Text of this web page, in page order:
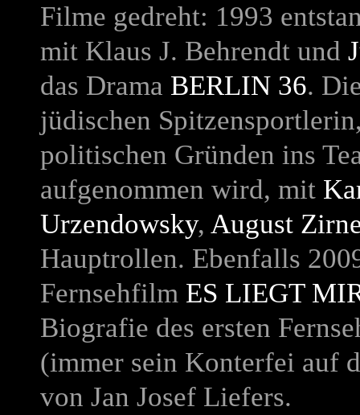
Filme gedreht: 1993
mit Klaus J. Behrendt und
das Drama BERLIN 36.
jüdischen
politischen Gründen ins
aufgenommen wird, mit
Urzendowsky, August
Hauptrollen. Ebenfalls
Fernsehfilm ES LIEGT
Biografie des ersten
(immer sein Konterfei auf
von Jan Josef Liefers.